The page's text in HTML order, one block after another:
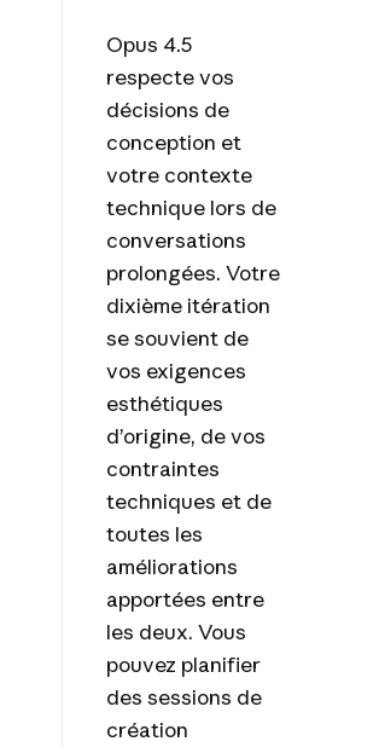
Opus 4.5
respecte vos
décisions de
conception et
votre contexte
technique lors de
conversations
prolongées. Votre
dixième itération
se souvient de
vos exigences
esthétiques
d’origine, de vos
contraintes
techniques et de
toutes les
améliorations
apportées entre
les deux. Vous
pouvez planifier
des sessions de
création